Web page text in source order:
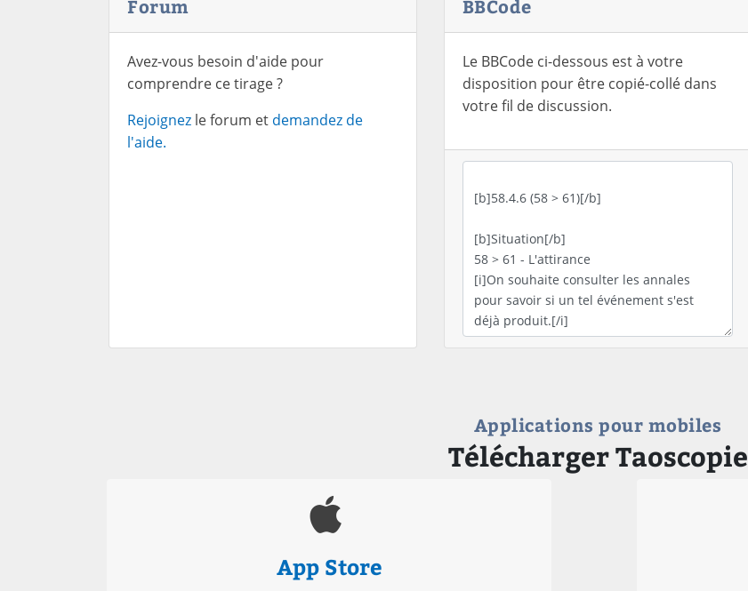
Forum
Avez-vous besoin d'aide pour
comprendre ce tirage ?
Rejoignez le forum et demandez de
l'aide.
BBCode
Le BBCode ci-dessous est à votre
disposition pour être copié-collé dans
votre fil de discussion.
Applications pour mobiles
Télécharger Taoscopie
App Store